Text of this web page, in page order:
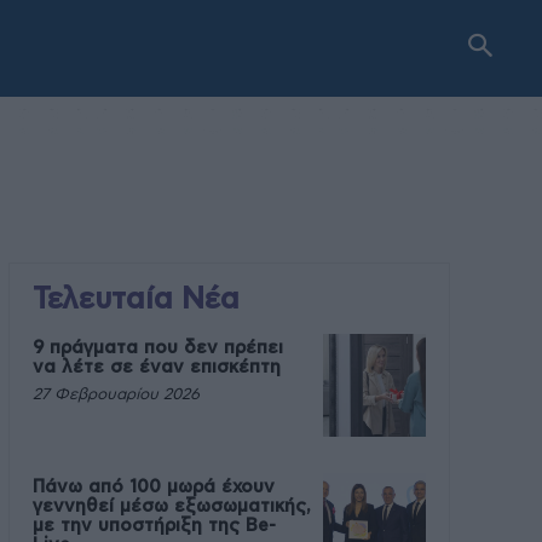
Τελευταία Νέα
9 πράγματα που δεν πρέπει
να λέτε σε έναν επισκέπτη
27 Φεβρουαρίου 2026
Πάνω από 100 μωρά έχουν
γεννηθεί μέσω εξωσωματικής,
με την υποστήριξη της Be-